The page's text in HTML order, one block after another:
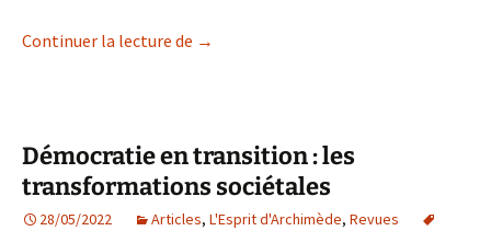
Continuer la lecture de Tempête sous les crânes progressistes
→
Démocratie en transition : les
transformations sociétales
28/05/2022 Articles, L'Esprit d'Archimède, Revues